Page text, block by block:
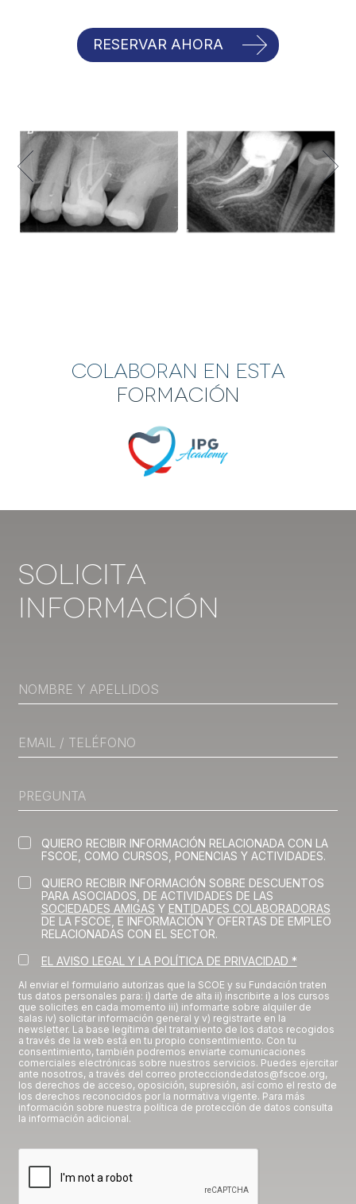
Las cookies de este sitio web se usan para personalizar
el contenido y los anuncios, ofrecer funciones de redes
sociales y analizar el tráfico. Además, compartimos
que les haya proporcionado o que hayan recopilado a
partir del uso que haya hecho de sus servicios.
RESERVAR AHORA
Colaboran en esta
formación
Solicita
Información
QUIERO RECIBIR INFORMACIÓN RELACIONADA CON LA
FSCOE, COMO CURSOS, PONENCIAS Y ACTIVIDADES.
QUIERO RECIBIR INFORMACIÓN SOBRE DESCUENTOS
PARA ASOCIADOS, DE ACTIVIDADES DE LAS
SOCIEDADES AMIGAS Y ENTIDADES COLABORADORAS
DE LA FSCOE, E INFORMACIÓN Y OFERTAS DE EMPLEO
RELACIONADAS CON EL SECTOR.
EL AVISO LEGAL Y LA POLÍTICA DE PRIVACIDAD *
Al enviar el formulario autorizas que la SCOE y su Fundación traten
tus datos personales para: i) darte de alta ii) inscribirte a los cursos
que solicites en cada momento iii) informarte sobre alquiler de
salas iv) solicitar información general y v) registrarte en la
newsletter. La base legítima del tratamiento de los datos recogidos
a través de la web está en tu propio consentimiento. Con tu
consentimiento, también podremos enviarte comunicaciones
comerciales electrónicas sobre nuestros servicios. Puedes ejercitar
ante nosotros, a través del correo protecciondedatos@fscoe.org,
los derechos de acceso, oposición, supresión, así como el resto de
los derechos reconocidos por la normativa vigente. Para más
información sobre nuestra política de protección de datos consulta
la información adicional.